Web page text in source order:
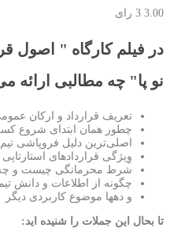
3.00 3 رای
در فیلم کارگاه " اصول
نو پا" چه مطالبی ارائه
تعریف قرارداد و ارکان
چطور همان ابتدای شروع کسب
اصلی‌ترین دلیل فروپاشی
وِیژگی قراردادهای
شرط محرمانگی چیست و چه
چگونه از اطلاعات و دانش
و دهها موضوع کاربردی دیگر
تا بحال این جملات را شنیده اید: